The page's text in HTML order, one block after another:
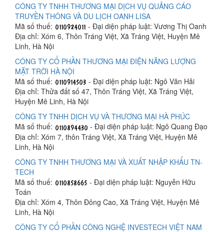
CÔNG TY TNHH THƯƠNG MẠI DỊCH VỤ QUẢNG CÁO
TRUYỀN THÔNG VÀ DU LỊCH OANH LISA
Mã số thuế:
- Đại diện pháp luật: Vương Thị Oanh
Địa chỉ: Xóm 6, Thôn Tráng Việt, Xã Tráng Việt, Huyện Mê
Linh, Hà Nội
CÔNG TY CỔ PHẦN THƯƠNG MẠI ĐIỆN NĂNG LƯỢNG
MẶT TRỜI HÀ NỘI
Mã số thuế:
- Đại diện pháp luật: Ngô Văn Hải
Địa chỉ: Thửa đất số 47, Thôn Tráng Việt, Xã Tráng Việt,
Huyện Mê Linh, Hà Nội
CÔNG TY TNHH DỊCH VỤ VÀ THƯƠNG MẠI HÀ PHÚC
Mã số thuế:
- Đại diện pháp luật: Ngô Quang Đạo
Địa chỉ: Xóm 7, thôn Tráng Việt, Xã Tráng Việt, Huyện Mê
Linh, Hà Nội
CÔNG TY TNHH THƯƠNG MẠI VÀ XUẤT NHẬP KHẨU TN-
TECH
Mã số thuế:
- Đại diện pháp luật: Nguyễn Hữu
Toán
Địa chỉ: Xóm 4, Thôn Đông Cao, Xã Tráng Việt, Huyện Mê
Linh, Hà Nội
CÔNG TY CỔ PHẦN CÔNG NGHỆ INVESTECH VIỆT NAM